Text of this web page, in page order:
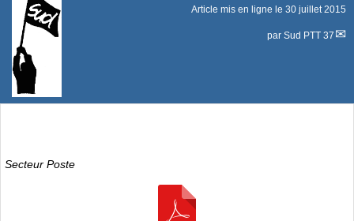
Article mis en ligne le 30 juillet 2015
par Sud PTT 37
Secteur Poste